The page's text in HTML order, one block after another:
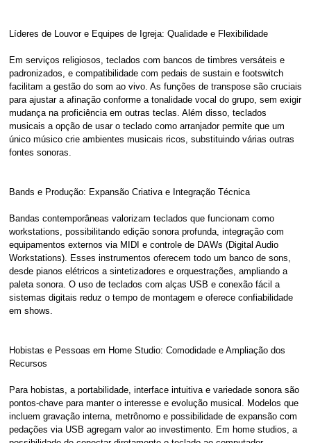
Líderes de Louvor e Equipes de Igreja: Qualidade e Flexibilidade
Em serviços religiosos, teclados com bancos de timbres versáteis e
padronizados, e compatibilidade com pedais de sustain e footswitch
facilitam a gestão do som ao vivo. As funções de transpose são cruciais
para ajustar a afinação conforme a tonalidade vocal do grupo, sem exigir
mudança na proficiência em outras teclas. Além disso, teclados
musicais a opção de usar o teclado como arranjador permite que um
único músico crie ambientes musicais ricos, substituindo várias outras
fontes sonoras.
Bands e Produção: Expansão Criativa e Integração Técnica
Bandas contemporâneas valorizam teclados que funcionam como
workstations, possibilitando edição sonora profunda, integração com
equipamentos externos via MIDI e controle de DAWs (Digital Audio
Workstations). Esses instrumentos oferecem todo um banco de sons,
desde pianos elétricos a sintetizadores e orquestrações, ampliando a
paleta sonora. O uso de teclados com alças USB e conexão fácil a
sistemas digitais reduz o tempo de montagem e oferece confiabilidade
em shows.
Hobistas e Pessoas em Home Studio: Comodidade e Ampliação dos
Recursos
Para hobistas, a portabilidade, interface intuitiva e variedade sonora são
pontos-chave para manter o interesse e evolução musical. Modelos que
incluem gravação interna, metrônomo e possibilidade de expansão com
pedações via USB agregam valor ao investimento. Em home studios, a